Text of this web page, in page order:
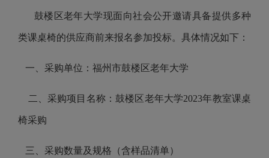
鼓楼区老年大学现面向社会公开邀请具备提供多种
类课桌椅的供应商前来报名参加投标。具体情况如下：
一、采购单位：福州市鼓楼区老年大学
二、采购项目名称：鼓楼区老年大学2023年教室课桌
椅采购
三、采购数量及规格 （含样品清单）